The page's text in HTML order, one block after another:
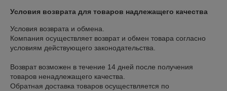
Условия возврата для товаров надлежащего качества
Условия возврата и обмена.
Компания осуществляет возврат и обмен товара согласно
условиям действующего законодательства.
Возврат возможен в течение 14 дней после получения
товаров ненадлежащего качества.
Обратная доставка товаров осуществляется по